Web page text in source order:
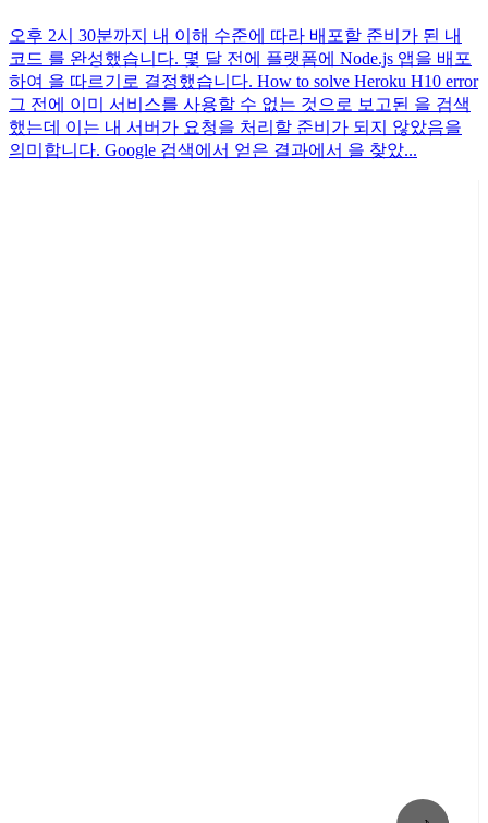
오후 2시 30분까지 내 이해 수준에 따라 배포할 준비가 된 내
코드 를 완성했습니다. 몇 달 전에 플랫폼에 Node.js 앱을 배포
하여 을 따르기로 결정했습니다. How to solve Heroku H10 error
그 전에 이미 서비스를 사용할 수 없는 것으로 보고된 을 검색
했는데 이는 내 서버가 요청을 처리할 준비가 되지 않았음을
의미합니다. Google 검색에서 얻은 결과에서 을 찾았...